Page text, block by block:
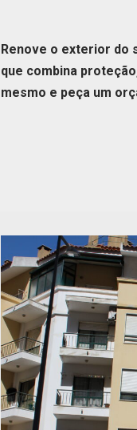
Renove o exterior do
que combina
mesmo e peça um